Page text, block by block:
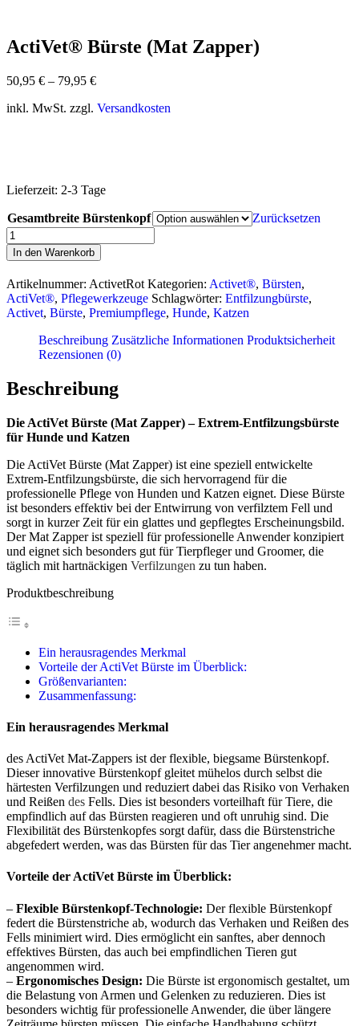
ActiVet® Bürste (Mat Zapper)
50,95 € – 79,95 €
inkl. MwSt. zzgl. Versandkosten
Lieferzeit: 2-3 Tage
Gesamtbreite Bürstenkopf
Zurücksetzen
ActiVet®
Bürste
(Mat
Zapper)
Menge
In den Warenkorb
Artikelnummer: ActivetRot Kategorien: Activet®, Bürsten,
ActiVet®, Pflegewerkzeuge Schlagwörter: Entfilzungbürste,
Activet, Bürste, Premiumpflege, Hunde, Katzen
Beschreibung Zusätzliche Informationen Produktsicherheit
Rezensionen (0)
Beschreibung
Die ActiVet Bürste (Mat Zapper) – Extrem-Entfilzungsbürste
für Hunde und Katzen
Die ActiVet Bürste (Mat Zapper) ist eine speziell entwickelte
Extrem-Entfilzungsbürste, die sich hervorragend für die
professionelle Pflege von Hunden und Katzen eignet. Diese Bürste
ist besonders effektiv bei der Entwirrung von verfilztem Fell und
sorgt in kurzer Zeit für ein glattes und gepflegtes Erscheinungsbild.
Der Mat Zapper ist speziell für professionelle Anwender konzipiert
und eignet sich besonders gut für Tierpfleger und Groomer, die
täglich mit hartnäckigen Verfilzungen zu tun haben.
Produktbeschreibung
Ein herausragendes Merkmal
Vorteile der ActiVet Bürste im Überblick:
Größenvarianten:
Zusammenfassung:
Ein herausragendes Merkmal
des ActiVet Mat-Zappers ist der flexible, biegsame Bürstenkopf.
Dieser innovative Bürstenkopf gleitet mühelos durch selbst die
härtesten Verfilzungen und reduziert dabei das Risiko von Verhaken
und Reißen des Fells. Dies ist besonders vorteilhaft für Tiere, die
empfindlich auf das Bürsten reagieren und oft unruhig sind. Die
Flexibilität des Bürstenkopfes sorgt dafür, dass die Bürstenstriche
abgefedert werden, was das Bürsten für das Tier angenehmer macht.
Vorteile der ActiVet Bürste im Überblick:
– Flexible Bürstenkopf-Technologie: Der flexible Bürstenkopf
federt die Bürstenstriche ab, wodurch das Verhaken und Reißen des
Fells minimiert wird. Dies ermöglicht ein sanftes, aber dennoch
effektives Bürsten, das auch bei empfindlichen Tieren gut
angenommen wird.
– Ergonomisches Design: Die Bürste ist ergonomisch gestaltet, um
die Belastung von Armen und Gelenken zu reduzieren. Dies ist
besonders wichtig für professionelle Anwender, die über längere